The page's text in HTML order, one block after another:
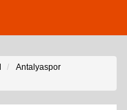
Antalyaspor